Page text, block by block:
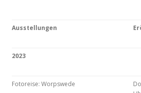
Ausstellungen
2023
Fotoreise: Worpswede